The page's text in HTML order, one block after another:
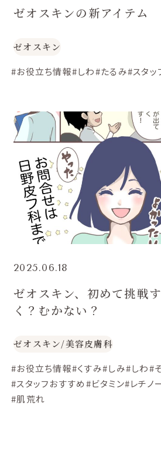
ゼオスキンの新アイテム
ゼオスキン
#お役立ち情報#しわ#たるみ#スタ
2025.06.18
ゼオスキン、初めて挑戦
く？むかない？
ゼオスキン/美容皮膚科
#お役立ち情報#くすみ#しみ#しわ#
#スタッフおすすめ#ビタミン#レチノ
#肌荒れ